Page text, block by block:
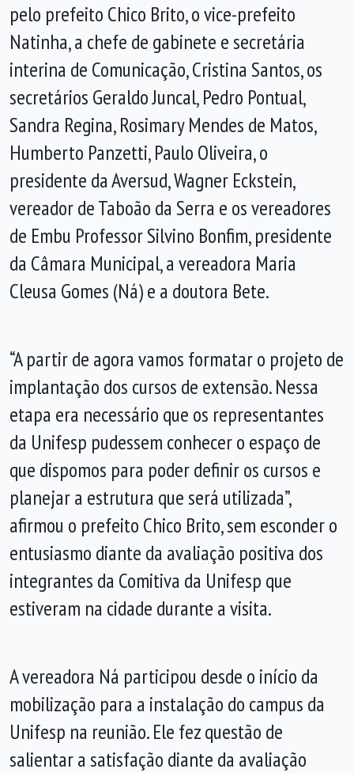
pelo prefeito Chico Brito, o vice-prefeito
Natinha, a chefe de gabinete e secretária
interina de Comunicação, Cristina Santos, os
secretários Geraldo Juncal, Pedro Pontual,
Sandra Regina, Rosimary Mendes de Matos,
Humberto Panzetti, Paulo Oliveira, o
presidente da Aversud, Wagner Eckstein,
vereador de Taboão da Serra e os vereadores
de Embu Professor Silvino Bonfim, presidente
da Câmara Municipal, a vereadora Maria
Cleusa Gomes (Ná) e a doutora Bete.
“A partir de agora vamos formatar o projeto de
implantação dos cursos de extensão. Nessa
etapa era necessário que os representantes
da Unifesp pudessem conhecer o espaço de
que dispomos para poder definir os cursos e
planejar a estrutura que será utilizada”,
afirmou o prefeito Chico Brito, sem esconder o
entusiasmo diante da avaliação positiva dos
integrantes da Comitiva da Unifesp que
estiveram na cidade durante a visita.
A vereadora Ná participou desde o início da
mobilização para a instalação do campus da
Unifesp na reunião. Ele fez questão de
salientar a satisfação diante da avaliação